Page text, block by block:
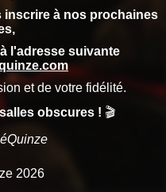
inscrire à nos prochaines
l'adresse suivante
et de votre fidélité.
obscures ! 🎬
2026